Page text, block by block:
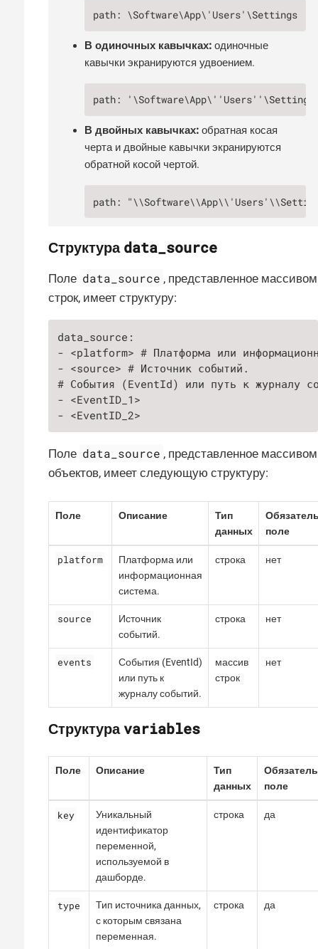
path: \Software\App\'Users'\Settings
В одиночных кавычках: одиночные
кавычки экранируются удвоением.
path:
В двойных кавычках: обратная косая
черта и двойные кавычки экранируются
обратной косой чертой.
path:
Структура data_source
Поле data_source , представленное массивом
строк, имеет структуру:
data_source:
- <platform> # Платформа или
- <source> # Источник событий.
# События (EventId) или путь к журналу
- <EventID_1>
- <EventID_2>
Поле data_source , представленное массивом
объектов, имеет следующую структуру:
Поле Описание
Тип
данных
поле
platform
Платформа или
информационная
система.
строка нет
source
Источник
событий.
строка нет
events
События (EventId)
или путь к
журналу событий.
массив
строк
нет
Структураvariables
Поле Описание
Тип
данных
поле
key
Уникальный
идентификатор
переменной,
используемой в
дашборде.
строка да
type
Тип источника данных,
с которым связана
переменная.
строка да